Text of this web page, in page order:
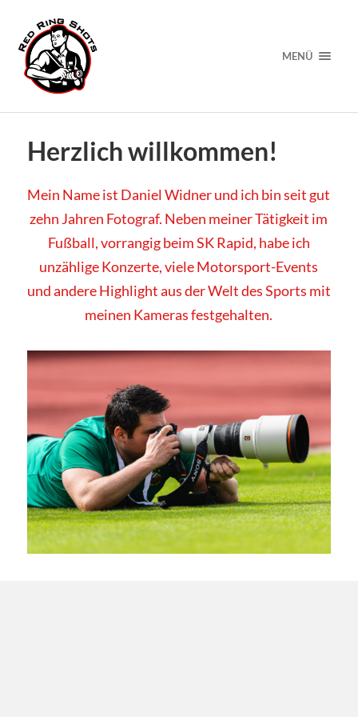
MENÜ
Herzlich willkommen!
Mein Name ist Daniel Widner und ich bin seit gut
zehn Jahren Fotograf. Neben meiner Tätigkeit im
Fußball, vorrangig beim SK Rapid, habe ich
unzählige Konzerte, viele Motorsport-Events
und andere Highlight aus der Welt des Sports mit
meinen Kameras festgehalten.